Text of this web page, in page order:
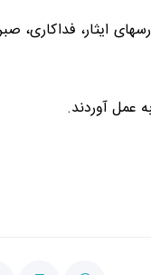
ایثار، فداکاری،
عمل آوردند.